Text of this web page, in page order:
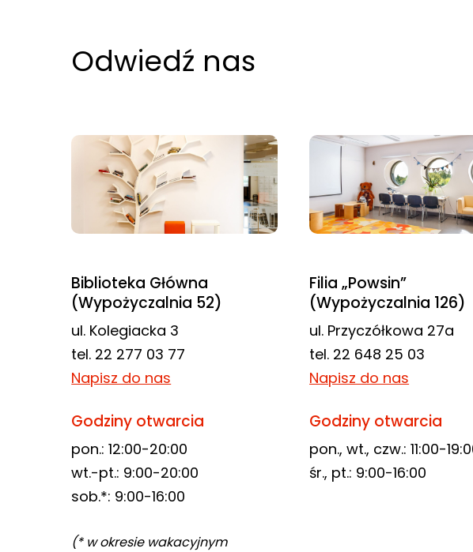
Odwiedź nas
Biblioteka Główna
(Wypożyczalnia 52)
ul. Kolegiacka 3
tel. 22 277 03 77
Napisz do nas
Godziny otwarcia
pon.: 12:00-20:00
wt.-pt.: 9:00-20:00
sob.*: 9:00-16:00
(* w okresie wakacyjnym
Filia „Powsin”
(Wypożyczalnia 126)
ul. Przyczółkowa 27a
tel. 22 648 25 03
Napisz do nas
Godziny otwarcia
pon., wt., czw.: 11:00-
śr., pt.: 9:00-16:00
działała jak
najlepiej
przejścia na nią.
Jeśli odrzucisz
te pliki cookie,
niektóre funkcje
znikną ze strony
Marketing
Udostępniając
zachowania
odwiedzania naszej
strony, zwiększasz
szansę na
zobaczenie
treści i ofert.